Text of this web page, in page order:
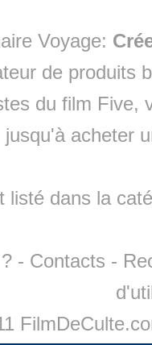
Voyage:
de produits
du film Five,
jusqu'à acheter
listé dans la
- Contacts -